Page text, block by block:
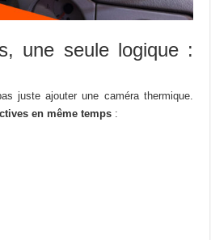
une seule logique :
juste ajouter une caméra thermique.
en même temps :